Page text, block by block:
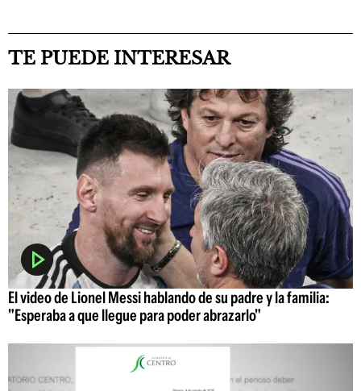
TE PUEDE INTERESAR
El video de Lionel Messi hablando de su padre y la familia:
"Esperaba a que llegue para poder abrazarlo"